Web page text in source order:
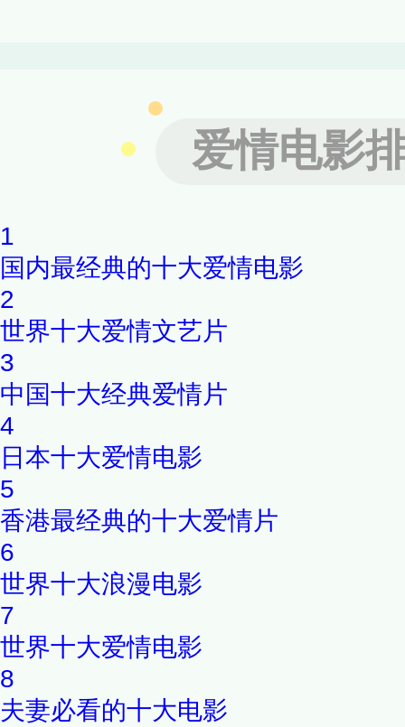
漫缠绵后，弗朗西斯卡因不愿
金凯痛苦地分手。但是对金凯
爱情电影
1
国内最经典的十大爱情电影
2
世界十大爱情文艺片
3
中国十大经典爱情片
4
日本十大爱情电影
5
香港最经典的十大爱情片
6
世界十大浪漫电影
7
世界十大爱情电影
8
夫妻必看的十大电影